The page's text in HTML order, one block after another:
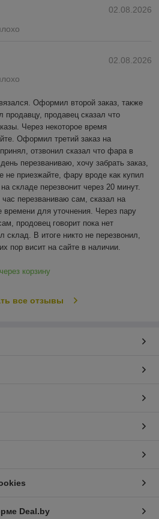
02.08.2026
02.08.2026
Оформил второй заказ, также
продавцу, продавец сказал что
Через некоторое время
Оформил третий заказ на
отзвонил сказал что фара в
перезваниваю, хочу забрать заказ,
не приезжайте, фару вроде как купил
складе перезвонит через 20 минут.
перезваниваю сам, сказал на
для уточнения. Через пару
продовец говорит пока нет
В итоге никто не перезвонил,
пор висит на сайте в наличии.
корзину
все отзывы
Deal.by